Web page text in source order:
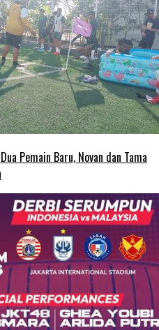
Pemain Baru, Novan dan Tama